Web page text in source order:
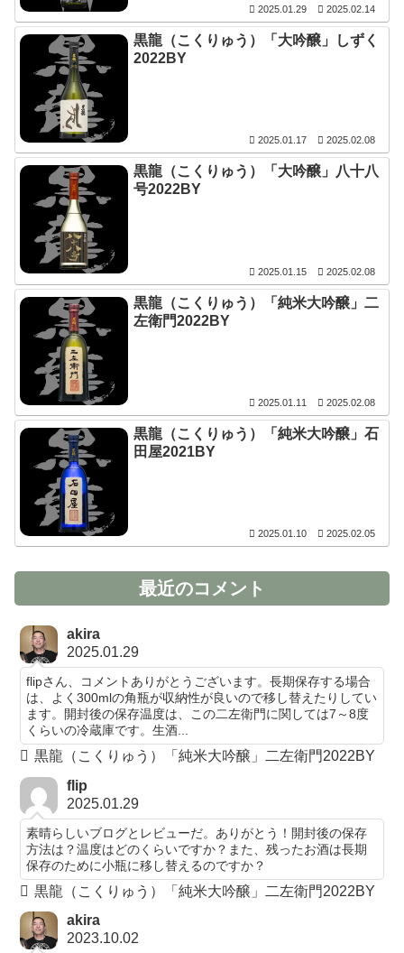
2025.01.29 2025.02.14
黒龍（こくりゅう）「大吟醸」しずく
2022BY
2025.01.17 2025.02.08
黒龍（こくりゅう）「大吟醸」八十八
号2022BY
2025.01.15 2025.02.08
黒龍（こくりゅう）「純米大吟醸」二
左衛門2022BY
2025.01.11 2025.02.08
黒龍（こくりゅう）「純米大吟醸」石
田屋2021BY
2025.01.10 2025.02.05
最近のコメント
akira
2025.01.29
flipさん、コメントありがとうございます。長期保存する場合
は、よく300mlの角瓶が収納性が良いので移し替えたりしてい
ます。開封後の保存温度は、この二左衛門に関しては7～8度
くらいの冷蔵庫です。生酒...
黒龍（こくりゅう）「純米大吟醸」二左衛門2022BY
flip
2025.01.29
素晴らしいブログとレビューだ。ありがとう！開封後の保存
方法は？温度はどのくらいですか？また、残ったお酒は長期
保存のために小瓶に移し替えるのですか？
黒龍（こくりゅう）「純米大吟醸」二左衛門2022BY
akira
2023.10.02